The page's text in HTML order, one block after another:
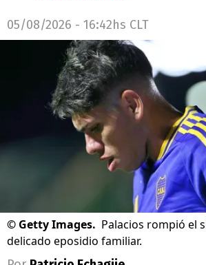
05/08/2026 - 16:42hs CLT
© Getty Images. Palacios rompió el
delicado eposidio familiar.